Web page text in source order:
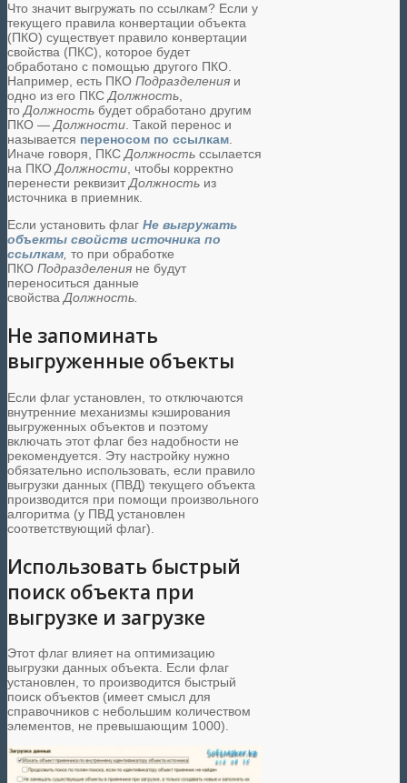
Что значит выгружать по ссылкам? Если у
текущего правила конвертации объекта
(ПКО) существует правило конвертации
свойства (ПКС), которое будет
обработано с помощью другого ПКО.
Например, есть ПКО Подразделения и
одно из его ПКСДолжность,
тоДолжность будет обработано другим
ПКО —Должности. Такой перенос и
называется переносом по ссылкам.
Иначе говоря, ПКСДолжность ссылается
на ПКОДолжности, чтобы корректно
перенести реквизитДолжность из
источника в приемник.
Если установить флаг Не выгружать
объекты свойств источника по
ссылкам, то при обработке
ПКО Подразделения не будут
переноситься данные
свойстваДолжность.
Не запоминать
выгруженные объекты
Если флаг установлен, то отключаются
внутренние механизмы кэширования
выгруженных объектов и поэтому
включать этот флаг без надобности не
рекомендуется. Эту настройку нужно
обязательно использовать, если правило
выгрузки данных (ПВД) текущего объекта
производится при помощи произвольного
алгоритма (у ПВД установлен
соответствующий флаг).
Использовать быстрый
поиск объекта при
выгрузке и загрузке
Этот флаг влияет на оптимизацию
выгрузки данных объекта. Если флаг
установлен, то производится быстрый
поиск объектов (имеет смысл для
справочников с небольшим количеством
элементов, не превышающим 1000).